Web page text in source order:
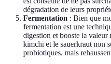
dégradation de leurs
Fermentation : Bien que
fermentation est une
digestion et booste la
kimchi et le sauerkraut non
probiotiques, mais